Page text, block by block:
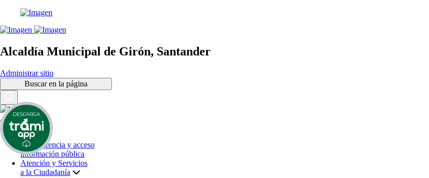
Alcaldía Municipal de Girón, Santander
Administrar sitio
Buscar en la página
Inicio
Transparencia y acceso
información pública
Atención y Servicios
a la Ciudadanía
DESCARGA